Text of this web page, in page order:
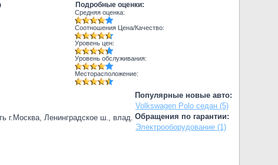
Подробные оценки:
Средняя оценка:
Соотношения Цена/Качество:
Уровень цен:
Уровень обслуживания:
Месторасположение:
Популярные новые авто:
Volkswagen Polo седан (5)
Обращения по гарантии:
Электрооборудование (1)
г.Москва, Ленинградское ш., влад.